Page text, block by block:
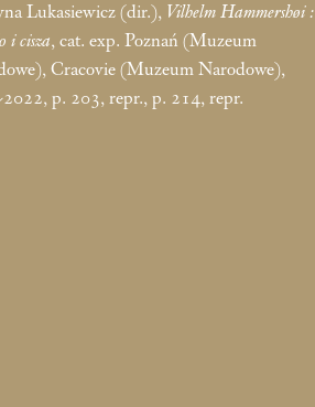
Lukasiewicz (dir.), Vilhelm Hammershøi :
i cisza, cat. exp. Poznań (Muzeum
Cracovie (Muzeum Narodowe),
p. 203, repr., p. 214, repr.